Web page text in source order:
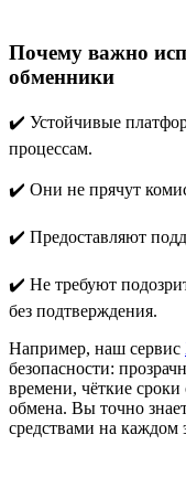
Почему важно
обменники
✔️ Устойчивые
процессам.
✔️ Они не прячут
✔️ Предоставляют
✔️ Не требуют
без подтверждения.
Например, наш сервис
безопасности:
времени, чёткие сроки
обмена. Вы точно
средствами на каждом